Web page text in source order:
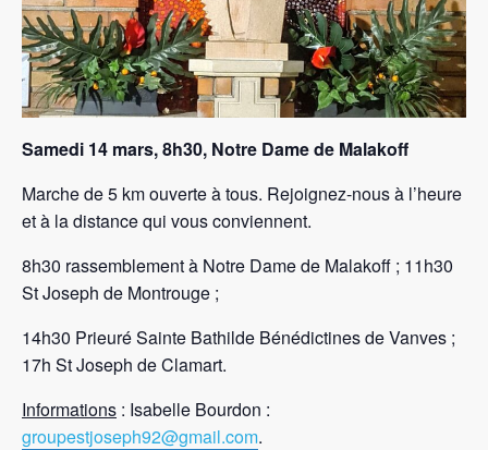
Samedi 14 mars, 8h30, Notre Dame de Malakoff
Marche de 5 km ouverte à tous. Rejoignez-nous à l’heure
et à la distance qui vous conviennent.
8h30 rassemblement à Notre Dame de Malakoff ; 11h30
St Joseph de Montrouge ;
14h30 Prieuré Sainte Bathilde Bénédictines de Vanves ;
17h St Joseph de Clamart.
Informations : Isabelle Bourdon :
groupestjoseph92@gmail.com.